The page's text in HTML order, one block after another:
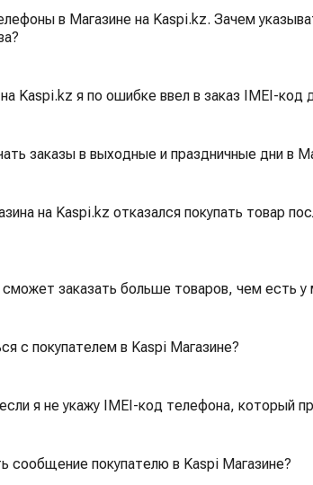
в Магазине на Kaspi.kz. Зачем
Kaspi.kz я по ошибке ввел в заказ IMEI-код
заказы в выходные и праздничные дни в
на Kaspi.kz отказался покупать товар
заказать больше товаров, чем есть у
с покупателем в Kaspi Магазине?
я не укажу IMEI-код телефона, который
сообщение покупателю в Kaspi Магазине?